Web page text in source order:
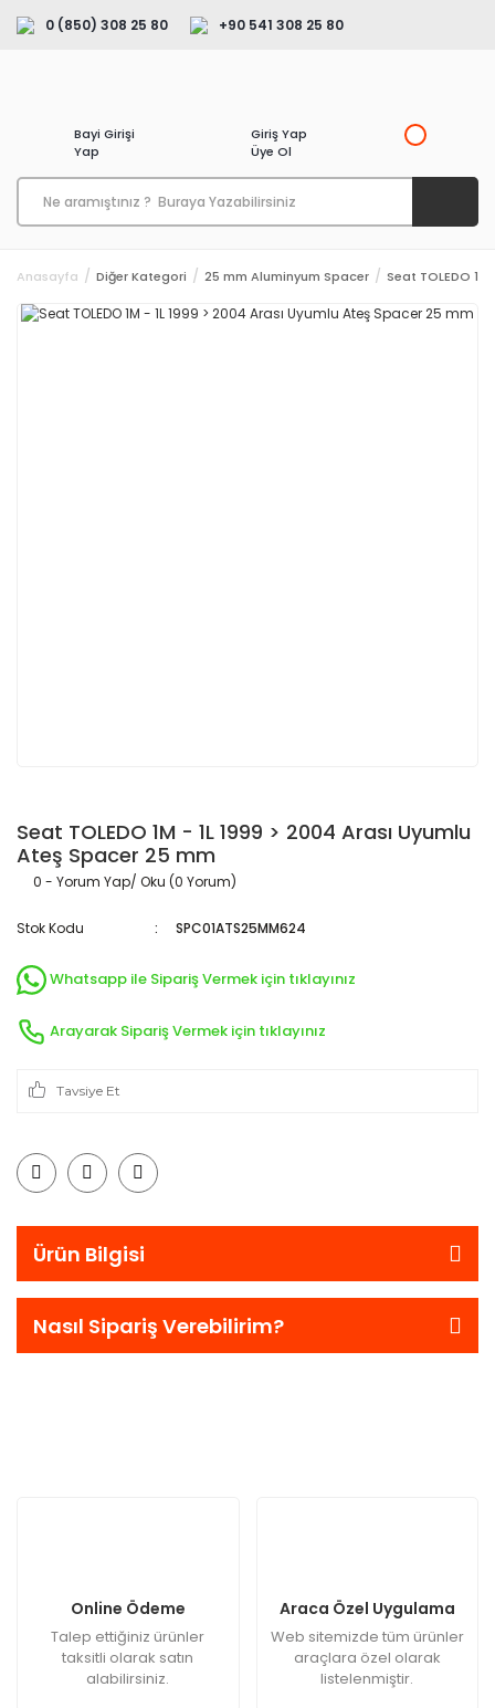
0 (850) 308 25 80 +90 541 308 25 80
Bayi Girişi
Yap
Giriş Yap
Üye Ol
Anasayfa Diğer Kategori 25 mm Aluminyum Spacer Seat TOLEDO
Seat TOLEDO 1M - 1L 1999 > 2004 Arası Uyumlu
Ateş Spacer 25 mm
0 - Yorum Yap/ Oku (0 Yorum)
Stok Kodu SPC01ATS25MM624
Whatsapp ile Sipariş Vermek için tıklayınız
Arayarak Sipariş Vermek için tıklayınız
Tavsiye Et
Ürün Bilgisi
Nasıl Sipariş Verebilirim?
Online Ödeme
Talep ettiğiniz ürünler
taksitli olarak satın
alabilirsiniz.
Araca Özel Uygulama
Web sitemizde tüm ürünler
araçlara özel olarak
listelenmiştir.